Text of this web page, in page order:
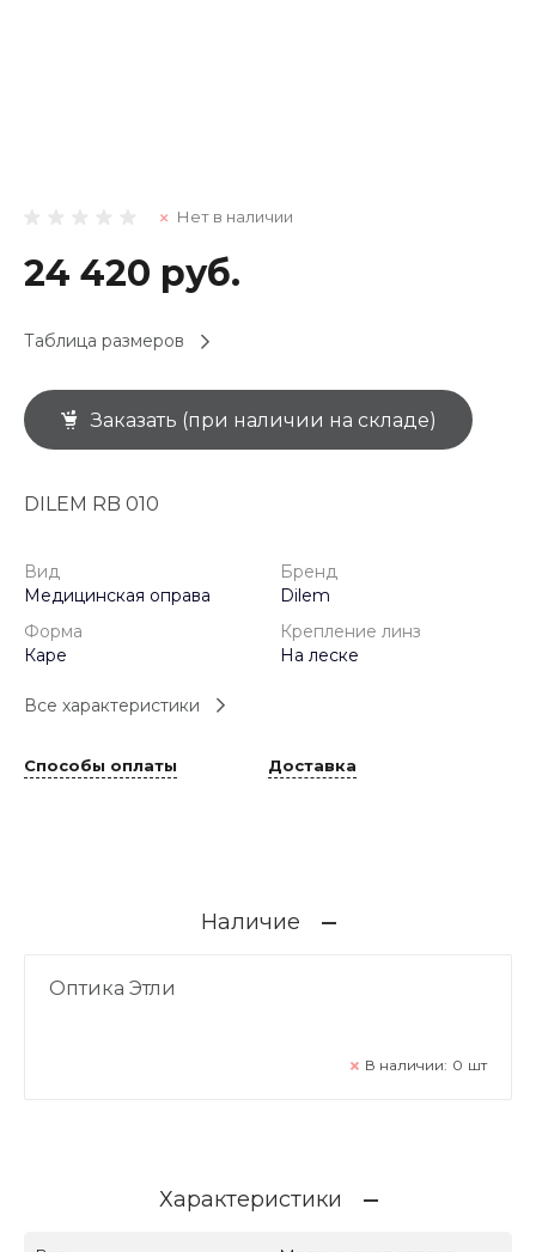
Нет в наличии
24 420 руб.
Таблица размеров
Заказать (при наличии на складе)
DILEM RB 010
Вид
Медицинская оправа
Бренд
Dilem
Форма
Каре
Крепление линз
На леске
Все характеристики
Способы оплаты Доставка
Наличие
Оптика Этли
В наличии: 0 шт
Характеристики